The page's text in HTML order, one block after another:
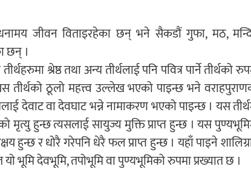
जीवन विताइरहेका छन् भने सैकडौं गुफा, मठ,
छन् ।
श्रेष्ठ तथा अन्य तीर्थलाई पनि पवित्र पार्ने तीर्थको
तीर्थको ठूलो महत्त्व उल्लेख भएको पाइन्छ भने
देवाट वा देवघाट भन्ने नामाकरण भएको पाइन्छ । यस
मृत्यु हुन्छ त्यसलाई सायुज्य मुक्ति प्राप्त हुन्छ । यस
हुन्छ र धोरै गरेपनि धेरै फल प्राप्त हुन्छ । यहाँ पाइने
देवभूमि, तपोभूमि वा पुण्यभूमिको रुपमा प्रख्यात छ ।